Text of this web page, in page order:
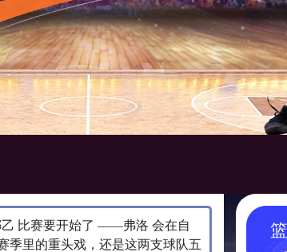
乙 比赛要开始了 ——弗洛 会在自
季里的重头戏，还是这两支球队五